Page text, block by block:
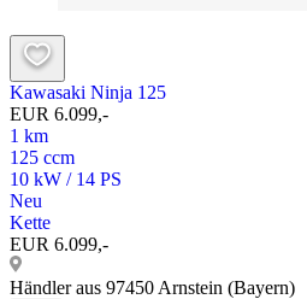
Kawasaki Ninja 125
EUR 6.099,-
1 km
125 ccm
10 kW / 14 PS
Neu
Kette
EUR 6.099,-
Händler aus 97450 Arnstein (Bayern)